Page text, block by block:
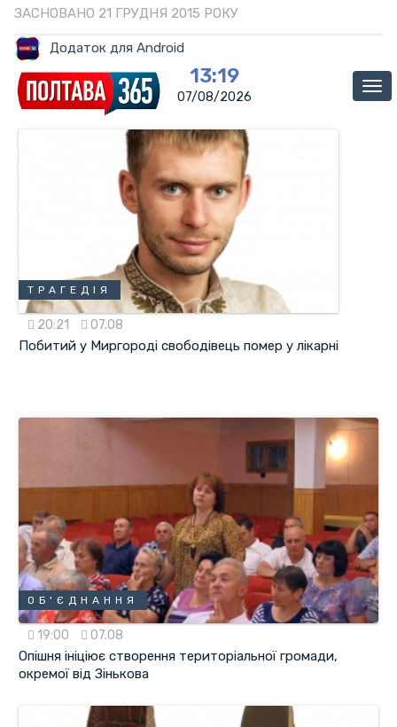
ЗАСНОВАНО 21 ГРУДНЯ 2015 РОКУ
Додаток для Android
13:19
07/08/2026
ТРАГЕДІЯ
20:21 07.08
Побитий у Миргороді свободівець помер у лікарні
ОБ'ЄДНАННЯ
19:00 07.08
Опішня ініціює створення територіальної громади,
окремої від Зінькова